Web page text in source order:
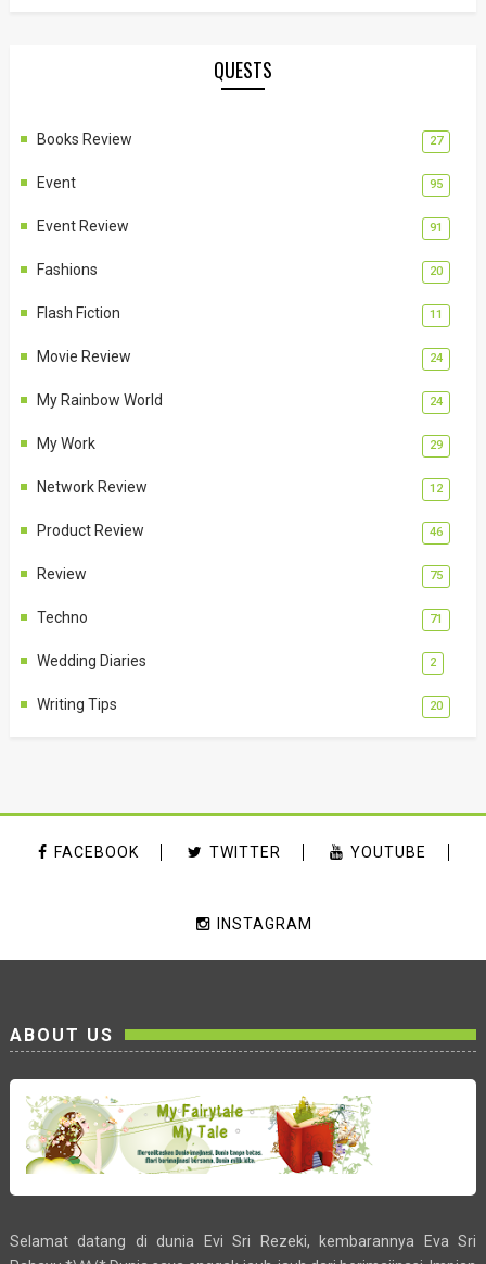
QUESTS
Books Review 27
Event 95
Event Review 91
Fashions 20
Flash Fiction 11
Movie Review 24
My Rainbow World 24
My Work 29
Network Review 12
Product Review 46
Review 75
Techno 71
Wedding Diaries 2
Writing Tips 20
FACEBOOK TWITTER YOUTUBE
INSTAGRAM
ABOUT US
Selamat datang di dunia Evi Sri Rezeki, kembarannya Eva Sri